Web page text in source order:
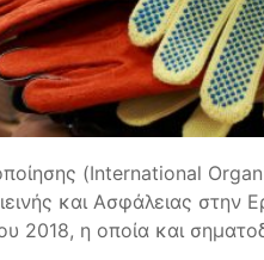
(International
και Ασφάλειας
2018, η οποία και